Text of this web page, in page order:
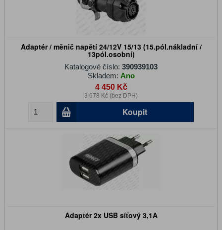
Adaptér / měnič napětí 24/12V 15/13 (15.pól.nákladní /
13pól.osobní)
Katalogové číslo: 390939103
Skladem: Ano
4 450 Kč
3 678 Kč (bez DPH)
Koupit
Adaptér 2x USB síťový 3,1A